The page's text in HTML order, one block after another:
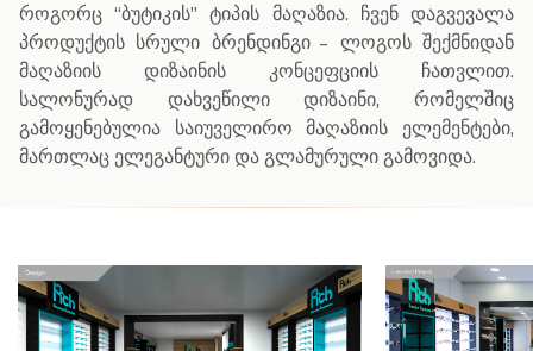
როგორც “ბუტიკის” ტიპის მაღაზია. ჩვენ დაგვევალა
პროდუქტის სრული ბრენდინგი - ლოგოს შექმნიდან
მაღაზიის დიზაინის კონცეფციის ჩათვლით.
სალონურად დახვეწილი დიზაინი, რომელშიც
გამოყენებულია საიუველირო მაღაზიის ელემენტები,
მართლაც ელეგანტური და გლამურული გამოვიდა.